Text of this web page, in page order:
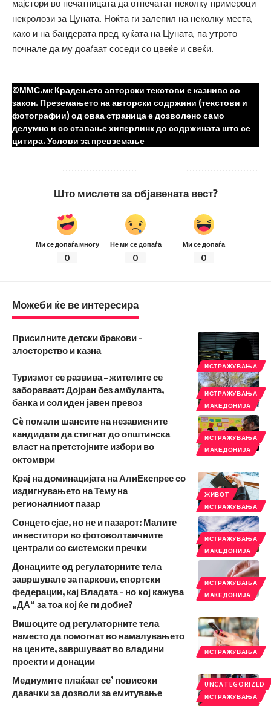
мајстори во печатницата да отпечатат неколку примероци
некролози за Цуната. Ноќта ги залепил на неколку места,
како и на бандерата пред куќата на Цуната, па утрото
почнале да му доаѓаат соседи со цвеќе и свеќи.
©ММС.мк Крадењето авторски текстови е казниво со
закон. Преземањето на авторски содржини (текстови и
фотографии) од оваа страница е дозволено само
делумно и со ставање хиперлинк до содржината што се
цитира. Услови за превземање
Што мислете за објавената вест?
Ми се допаѓа многу
0
Не ми се допаѓа
0
Ми се допаѓа
0
Можеби ќе ве интересира
ИСТРАЖУВАЊА
Присилните детски бракови –
злосторство и казна
ИСТРАЖУВАЊА
МАКЕДОНИЈА
Туризмот се развива – жителите се
забораваат: Дојран без амбуланта,
банка и солиден јавен превоз
ИСТРАЖУВАЊА
МАКЕДОНИЈА
Сè помали шансите на независните
кандидати да стигнат до општинска
власт на претстојните избори во
октомври
ЖИВОТ
ИСТРАЖУВАЊА
Крај на доминацијата на АлиЕкспрес со
издигнувањето на Тему на
регионалниот пазар
ИСТРАЖУВАЊА
МАКЕДОНИЈА
Сонцето сјае, но не и пазарот: Малите
инвеститори во фотоволтаичните
централи со системски пречки
ИСТРАЖУВАЊА
МАКЕДОНИЈА
Донациите од регулаторните тела
завршувале за паркови, спортски
федерации, кај Владата – но кој кажува
„ДА“ за тоа кој ќе ги добие?
ИСТРАЖУВАЊА
Вишоците од регулаторните тела
наместо да помогнат во намалувањето
на цените, завршуваат во владини
проекти и донации
UNCATEGORIZED
ИСТРАЖУВАЊА
Медиумите плаќаат се’ повисоки
давачки за дозволи за емитување